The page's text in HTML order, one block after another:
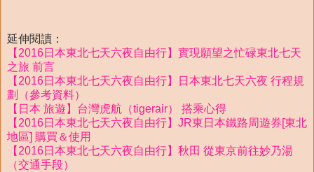
延伸閱讀：
【2016日本東北七天六夜自由行】實現願望之忙碌東北七天
之旅 前言
【2016日本東北七天六夜自由行】日本東北七天六夜 行程規
劃（參考資料）
【日本 旅遊】台灣虎航（tigerair） 搭乘心得
【2016日本東北七天六夜自由行】JR東日本鐵路周遊券[東北
地區] 購買＆使用
【2016日本東北七天六夜自由行】秋田 從東京前往妙乃湯
（交通手段）